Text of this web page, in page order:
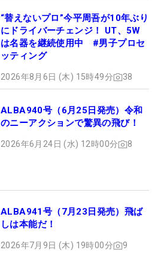
“替えないプロ”今平周吾が10年ぶり
にドライバーチェンジ！ UT、5W
は名器を継続使用中 #男子プロセ
ッティング
2026年8月6日 (木) 15時49分 38
ALBA940号（6月25日発売）令和
のニーアクションで驚異の飛び！
2026年6月24日 (水) 12時00分 8
ALBA941号（7月23日発売）飛ば
しは本能だ！
2026年7月9日 (木) 19時00分 9